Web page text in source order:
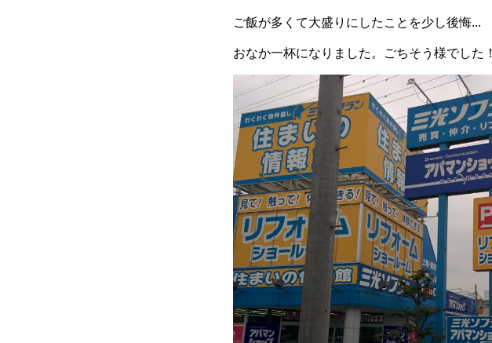
ご飯が多くて大盛りにしたことを少し後悔...
おなか一杯になりました。ごちそう様でした！